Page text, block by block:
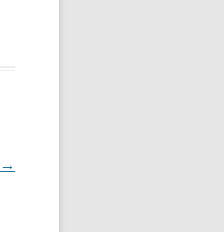
→